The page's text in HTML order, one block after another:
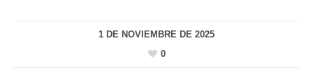
1 DE NOVIEMBRE DE 2025
0